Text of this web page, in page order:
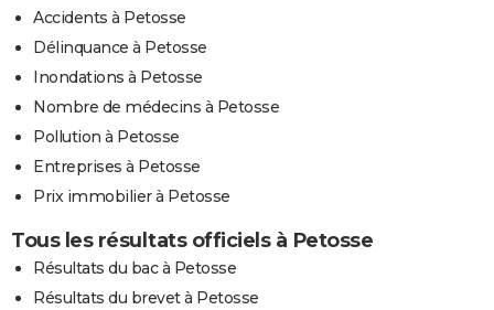
Accidents à Petosse
Délinquance à Petosse
Inondations à Petosse
Nombre de médecins à Petosse
Pollution à Petosse
Entreprises à Petosse
Prix immobilier à Petosse
Tous les résultats officiels à Petosse
Résultats du bac à Petosse
Résultats du brevet à Petosse